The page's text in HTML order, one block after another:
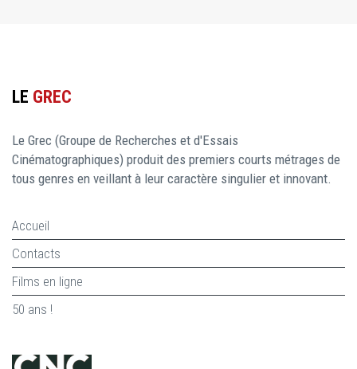
LE GREC
Le Grec (Groupe de Recherches et d'Essais
Cinématographiques) produit des premiers courts métrages de
tous genres en veillant à leur caractère singulier et innovant.
Accueil
Contacts
Films en ligne
50 ans !